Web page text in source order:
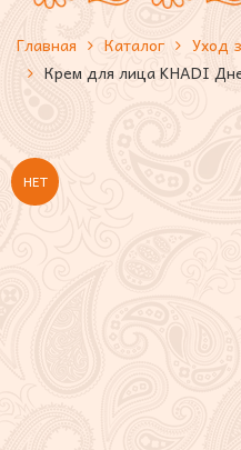
Главная Каталог Уход
Крем для лица KHADI
НЕТ